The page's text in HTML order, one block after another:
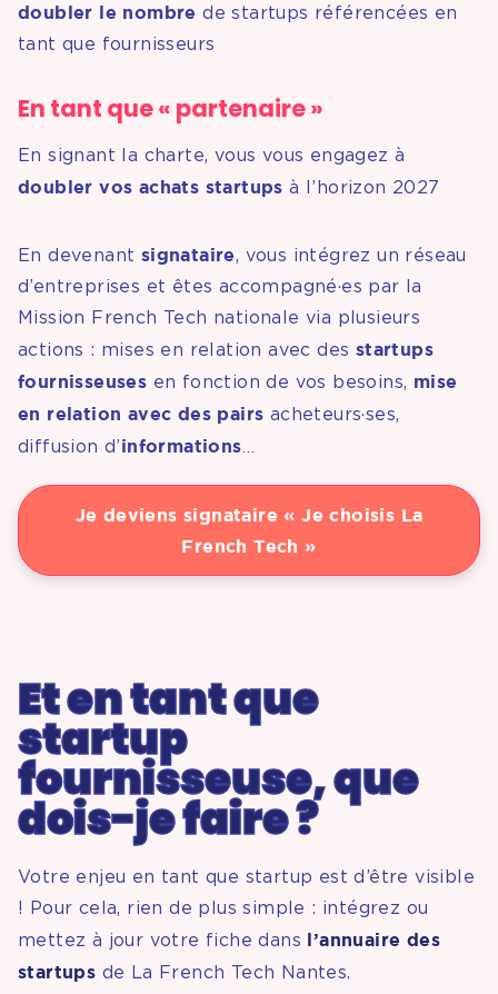
doubler le nombre de startups référencées en
tant que fournisseurs
En tant que « partenaire »
En signant la charte, vous vous engagez à
doubler vos achats startupsà l’horizon 2027
En devenant signataire, vous intégrez un réseau
d’entreprises et êtes accompagné·es par la
Mission French Tech nationale via plusieurs
actions : mises en relation avec des startups
fournisseuses en fonction de vos besoins, mise
en relation avec des pairs acheteurs·ses,
diffusion d’informations…
Je deviens signataire « Je choisis La
French Tech »
Et en tant que
startup
fournisseuse, que
dois-je faire ?
Votre enjeu en tant que startup est d’être visible
! Pour cela, rien de plus simple : intégrez ou
mettez à jour votre fiche dans l’annuaire des
startups de La French Tech Nantes.